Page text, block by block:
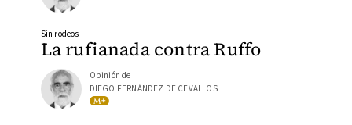
La rufianada contra Ruffo
Sin rodeos
Opinión de
DIEGO FERNÁNDEZ DE CEVALLOS